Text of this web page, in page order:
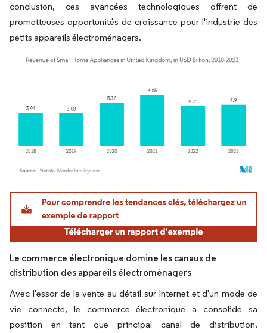
conclusion, ces avancées technologiques offrent de
prometteuses opportunités de croissance pour l'industrie des
petits appareils électroménagers.
Image © Mordor Intelligence. La réutilisation nécessite une attribution sous CC BY
Le commerce électronique domine les canaux de
distribution des appareils électroménagers
Avec l'essor de la vente au détail sur Internet et d'un mode de
vie connecté, le commerce électronique a consolidé sa
position en tant que principal canal de distribution.